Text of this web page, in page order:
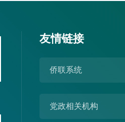
友情链接
侨联系统
党政相关机构